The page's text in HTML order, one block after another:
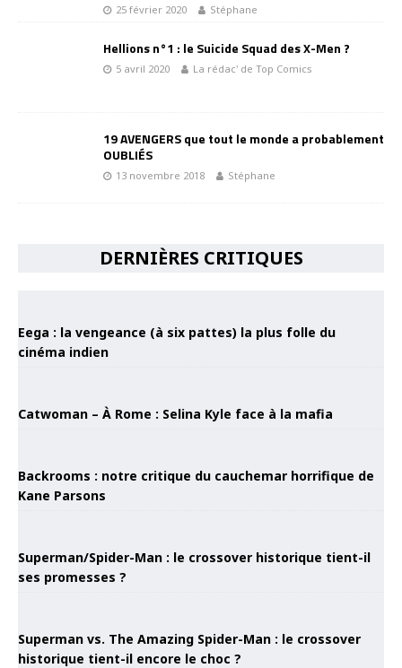
25 février 2020 Stéphane
Hellions n°1 : le Suicide Squad des X-Men ?
5 avril 2020 La rédac' de Top Comics
19 AVENGERS que tout le monde a probablement
OUBLIÉS
13 novembre 2018 Stéphane
DERNIÈRES CRITIQUES
Eega : la vengeance (à six pattes) la plus folle du
cinéma indien
Catwoman – À Rome : Selina Kyle face à la mafia
Backrooms : notre critique du cauchemar horrifique de
Kane Parsons
Superman/Spider-Man : le crossover historique tient-il
ses promesses ?
Superman vs. The Amazing Spider-Man : le crossover
historique tient-il encore le choc ?